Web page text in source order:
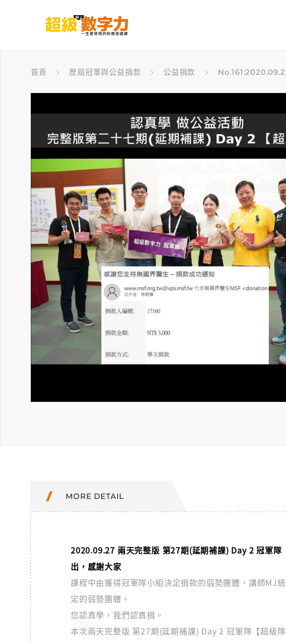
首頁 歷屆冠軍與公益捐款 公益捐款
MORE DETAIL
2020.09.27 兩天完整版 第27期(延期補課) Day 2 冠軍隊
出，感謝大家
課程中由獲得冠軍隊小組決定捐款的弱勢團體，講師MJ
定的弱勢團體。
您認真學，我們認真捐。
本次兩天完整版 第27期(延期補課) Day 2 冠軍隊【超級